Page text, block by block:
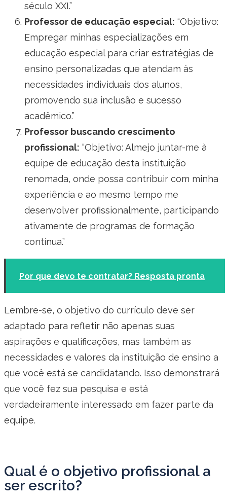
século XXI.”
Professor de educação especial: “Objetivo:
Empregar minhas especializações em
educação especial para criar estratégias de
ensino personalizadas que atendam às
necessidades individuais dos alunos,
promovendo sua inclusão e sucesso
acadêmico.”
Professor buscando crescimento
profissional: “Objetivo: Almejo juntar-me à
equipe de educação desta instituição
renomada, onde possa contribuir com minha
experiência e ao mesmo tempo me
desenvolver profissionalmente, participando
ativamente de programas de formação
contínua.”
Por que devo te contratar? Resposta pronta
Lembre-se, o objetivo do currículo deve ser
adaptado para refletir não apenas suas
aspirações e qualificações, mas também as
necessidades e valores da instituição de ensino a
que você está se candidatando. Isso demonstrará
que você fez sua pesquisa e está
verdadeiramente interessado em fazer parte da
equipe.
Qual é o objetivo profissional a
ser escrito?